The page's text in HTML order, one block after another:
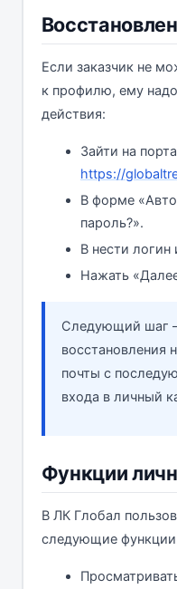
Если заказчик не
к профилю, ему
действия:
Зайти на
https://
В форме
пароль?».
В нести логин
Нажать
Следующий шаг –
восстановления
почты с
входа в личный
Функции
В ЛК Глобал
следующие